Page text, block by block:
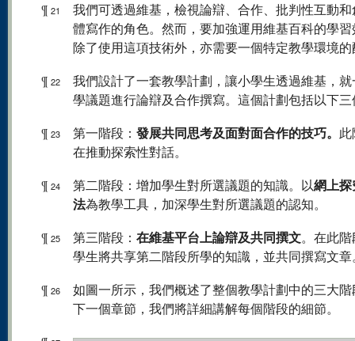
¶ 21
我們可透過維基，檢視論辯、合作、批判性互動
體寫作的角色。然而，要加強運用維基百科的學
除了使用這項技術外，亦需要一個特定教學環境
¶ 22
我們設計了一套教學計劃，讓小學生透過維基，
學議題進行論辯及合作撰寫。這個計劃包括以下三
¶ 23 第一階段： 發展共同思考及面對面合作的技巧。
在推動探索性對話。
¶ 24 第二階段：增加學生對所選議題的知識。以網上
法為教學工具，加深學生對所選議題的認知。
¶ 25 第三階段： 在維基平台上論辯及共同撰文。在此
學生將共享第二階段所學的知識，並共同撰寫文章
¶ 26
如圖一所示，我們概述了整個教學計劃中的三大
下一個章節，我們將詳細講解每個階段的細節。